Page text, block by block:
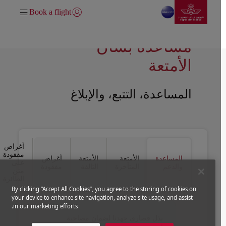
تخطي إلى المحتوى الرئيسي
انتقل إلى الصفحةتسجيل الدخول | انضم)
Book a flight
مساعدة بشأن
الأمتعة
المساعدة، التتبع، والإبلاغ
المساعدة
الأمتعة
الأمتعة
أغراض
أغراض
مفقودة
على
By clicking “Accept All Cookies”, you agree to the storing of cookies on
your device to enhance site navigation, analyze site usage, and assist
in our marketing efforts.